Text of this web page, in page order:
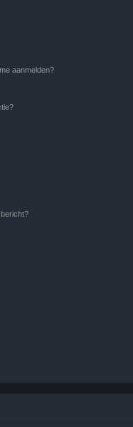
aanmelden?